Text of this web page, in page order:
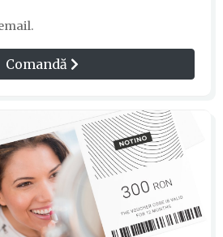
Comandă